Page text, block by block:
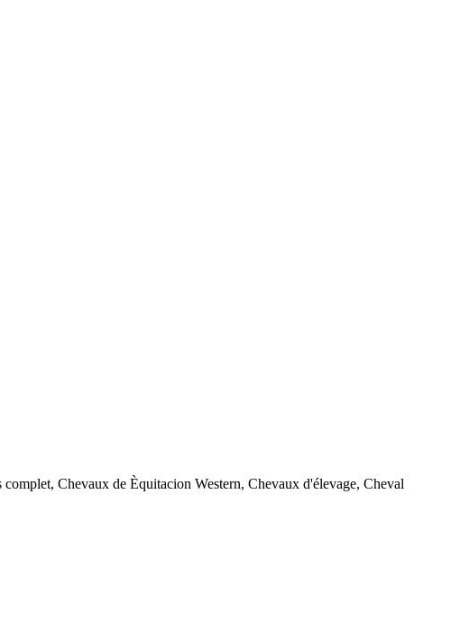
Chevaux de Èquitacion Western, Chevaux d'élevage, Cheval